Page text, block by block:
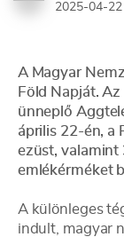
2025-04-22
A Magyar
Föld Napját.
ünneplő
április 22-én, a
ezüst, valamint
emlékérméket
A különleges
indult, magyar